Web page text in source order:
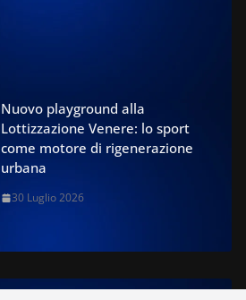
Nuovo playground alla
Lottizzazione Venere: lo sport
come motore di rigenerazione
urbana
30 Luglio 2026